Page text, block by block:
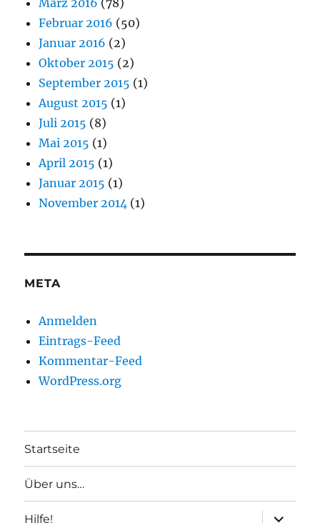
März 2016 (78)
Februar 2016 (50)
Januar 2016 (2)
Oktober 2015 (2)
September 2015 (1)
August 2015 (1)
Juli 2015 (8)
Mai 2015 (1)
April 2015 (1)
Januar 2015 (1)
November 2014 (1)
META
Anmelden
Eintrags-Feed
Kommentar-Feed
WordPress.org
Startseite
Über uns…
Hilfe!